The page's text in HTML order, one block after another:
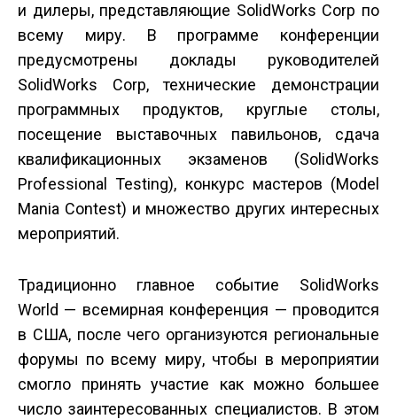
и дилеры, представляющие SolidWorks Corp по
всему миру. В программе конференции
предусмотрены доклады руководителей
SolidWorks Corp, технические демонстрации
программных продуктов, круглые столы,
посещение выставочных павильонов, сдача
квалификационных экзаменов (SolidWorks
Professional Testing), конкурс мастеров (Model
Mania Contest) и множество других интересных
мероприятий.
Традиционно главное событие SolidWorks
World — всемирная конференция — проводится
в США, после чего организуются региональные
форумы по всему миру, чтобы в мероприятии
смогло принять участие как можно большее
число заинтересованных специалистов. В этом